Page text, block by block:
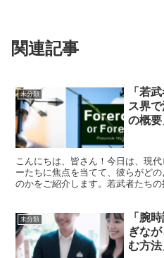
関連記事
未分類
「若
ス界
の概要
こんにちは、皆さん！今日は、現
ーたちに焦点を当てて、彼らがど
のかをご紹介します。若武者たち
未分類
「腕
ぎな
む方法